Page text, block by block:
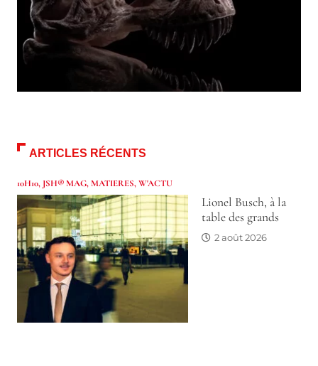
ARTICLES RÉCENTS
10H10, JSH® MAG,MATIERES,W'ACTU
Lionel Busch, à la
table des grands
2 août 2026